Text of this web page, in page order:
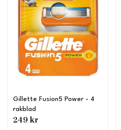
Gillette Fusion5 Power - 4
rakblad
249 kr